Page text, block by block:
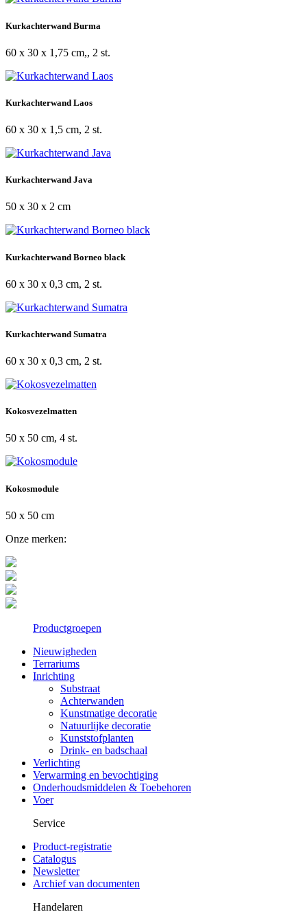
Kurkachterwand Burma
60 x 30 x 1,75 cm,, 2 st.
Kurkachterwand Laos
60 x 30 x 1,5 cm, 2 st.
Kurkachterwand Java
50 x 30 x 2 cm
Kurkachterwand Borneo black
60 x 30 x 0,3 cm, 2 st.
Kurkachterwand Sumatra
60 x 30 x 0,3 cm, 2 st.
Kokosvezelmatten
50 x 50 cm, 4 st.
Kokosmodule
50 x 50 cm
Onze merken:
Productgroepen
Nieuwigheden
Terrariums
Inrichting
Substraat
Achterwanden
Kunstmatige decoratie
Natuurlijke decoratie
Kunststofplanten
Drink- en badschaal
Verlichting
Verwarming en bevochtiging
Onderhoudsmiddelen & Toebehoren
Voer
Service
Product-registratie
Catalogus
Newsletter
Archief van documenten
Handelaren